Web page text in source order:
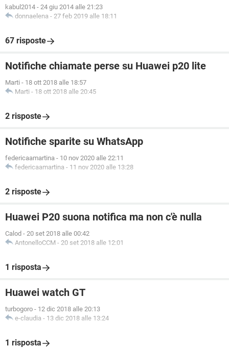
kabul2014 - 24 giu 2014 alle 21:23
donnaelena - 27 feb 2019 alle 18:11
67 risposte
Notifiche chiamate perse su Huawei p20 lite
Marti - 18 ott 2018 alle 18:57
Marti - 18 ott 2018 alle 20:45
2 risposte
Notifiche sparite su WhatsApp
federicaamartina - 10 nov 2020 alle 22:11
federicaamartina - 11 nov 2020 alle 13:28
2 risposte
Huawei P20 suona notifica ma non c'è nulla
Calod - 20 set 2018 alle 00:42
AntonelloCCM - 20 set 2018 alle 12:01
1 risposta
Huawei watch GT
turbogoro - 12 dic 2018 alle 20:13
e-claudia - 13 dic 2018 alle 13:24
1 risposta